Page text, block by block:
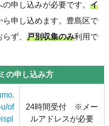
申し込みが必要です。 イ
ら申し込めます。豊島区で
ず、 戸別収集のみ利用で
の申し込み方
of
24時間受付 ※メー
ルアドレスが必要